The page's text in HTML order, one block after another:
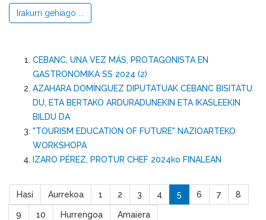
Irakurri gehiago ...
CEBANC, UNA VEZ MÁS, PROTAGONISTA EN
GASTRONOMIKA SS 2024 (2)
AZAHARA DOMÍNGUEZ DIPUTATUAK CEBANC BISITATU
DU, ETA BERTAKO ARDURADUNEKIN ETA IKASLEEKIN
BILDU DA
"TOURISM EDUCATION OF FUTURE" NAZIOARTEKO
WORKSHOPA
IZARO PÉREZ, PROTUR CHEF 2024ko FINALEAN
Hasi Aurrekoa 1 2 3 4 5 6 7 8
9 10 Hurrengoa Amaiera